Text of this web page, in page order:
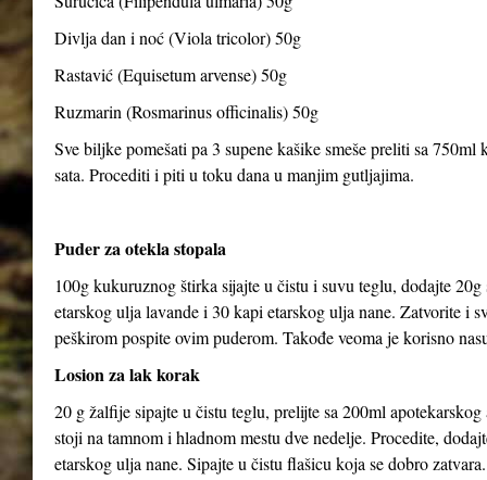
Divlja dan i noć (Viola tricolor) 50g
Rastavić (Equisetum arvense) 50g
Ruzmarin (Rosmarinus officinalis) 50g
Sve biljke pomešati pa 3 supene kašike smeše preliti sa
sata. Procediti i piti u toku dana u manjim gutljajima.
Puder za otekla stopala
100g kukuruznog štirka sijajte u čistu i suvu teglu, dodajte
etarskog ulja lavande i 30 kapi etarskog ulja nane. Zatvorite i
peškirom pospite ovim puderom. Takođe veoma je korisno
Losion za lak korak
20 g žalfije sipajte u čistu teglu, prelijte sa 200ml
stoji na tamnom i hladnom mestu dve nedelje. Procedite,
etarskog ulja nane. Sipajte u čistu flašicu koja se dobro